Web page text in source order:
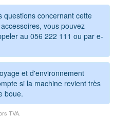
questions concernant cette
vous pouvez
au 056 222 111 ou par e-
et d'environnement
si la machine revient très
boue.
TVA.